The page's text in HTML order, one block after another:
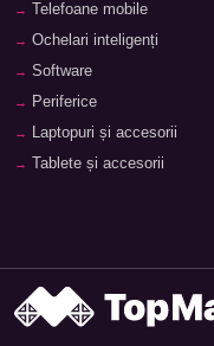
Telefoane mobile
Ochelari inteligenți
Software
Periferice
Laptopuri și accesorii
Tablete și accesorii